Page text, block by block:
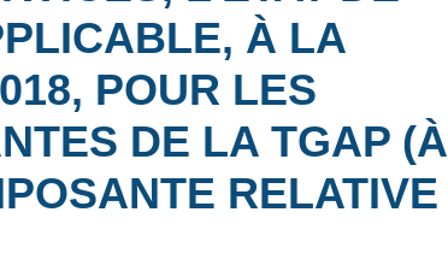
À LA
POUR LES
DE LA TGAP (À
RELATIVE